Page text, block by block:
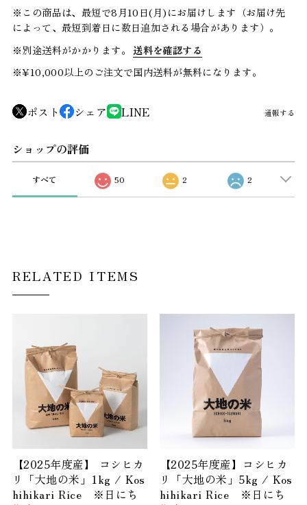
※この商品は、最短で8月10日(月)にお届けします（お届け先
によって、最短到着日に数日追加される場合があります）。
※別途送料がかかります。 送料を確認する
※¥10,000以上のご注文で国内送料が無料になります。
ポスト シェア LINE 通報する
ショップの評価
すべて 50 2 2
RELATED ITEMS
【2025年度産】 コシヒカ
リ「大地の米」1kg / Kos
hihikari Rice ※日にち
【2025年度産】コシヒカ
リ「大地の米」5kg / Kos
hihikari Rice ※日にち